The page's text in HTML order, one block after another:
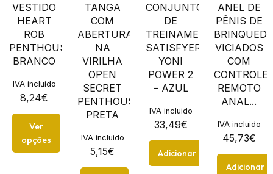
VESTIDO
HEART
ROB
PENTHOUSE
BRANCO
8,24€
IVA incluido
Ver
opções
TANGA
COM
ABERTURA
NA
VIRILHA
OPEN
SECRET
PENTHOUSE
PRETA
5,15€
IVA incluido
CONJUNTO
DE
TREINAMENTO
SATISFYER
YONI
POWER 2
– AZUL
33,49€
IVA incluido
Adicionar
ANEL DE
PÊNIS DE
VICIADOS
COM
CONTROLE
REMOTO
ANAL...
45,73€
IVA incluido
Adicionar